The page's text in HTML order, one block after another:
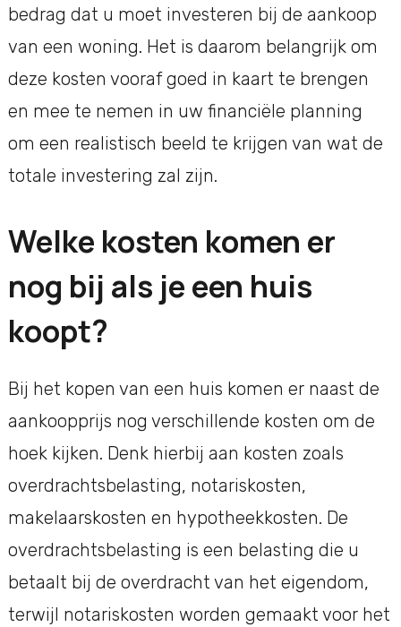
bedrag dat u moet investeren bij de aankoop
van een woning. Het is daarom belangrijk om
deze kosten vooraf goed in kaart te brengen
en mee te nemen in uw financiële planning
om een realistisch beeld te krijgen van wat de
totale investering zal zijn.
Welke kosten komen er
nog bij als je een huis
koopt?
Bij het kopen van een huis komen er naast de
aankoopprijs nog verschillende kosten om de
hoek kijken. Denk hierbij aan kosten zoals
overdrachtsbelasting, notariskosten,
makelaarskosten en hypotheekkosten. De
overdrachtsbelasting is een belasting die u
betaalt bij de overdracht van het eigendom,
terwijl notariskosten worden gemaakt voor het